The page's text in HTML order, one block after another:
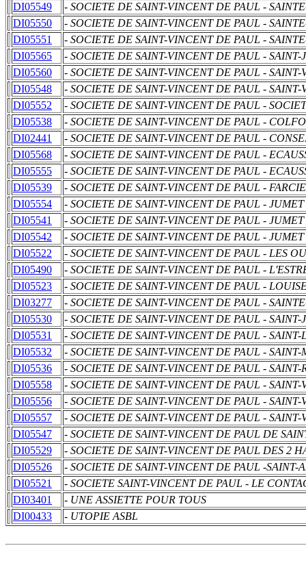
DI05549
- SOCIETE DE SAINT-VINCENT DE PAUL -
DI05550
- SOCIETE DE SAINT-VINCENT DE PAUL -
DI05551
- SOCIETE DE SAINT-VINCENT DE PAUL -
DI05565
- SOCIETE DE SAINT-VINCENT DE PAUL -
DI05560
- SOCIETE DE SAINT-VINCENT DE PAUL -
DI05548
- SOCIETE DE SAINT-VINCENT DE PAUL -
DI05552
- SOCIETE DE SAINT-VINCENT DE PAUL -
DI05538
- SOCIETE DE SAINT-VINCENT DE PAUL -
DI02441
- SOCIETE DE SAINT-VINCENT DE PAUL -
DI05568
- SOCIETE DE SAINT-VINCENT DE PAUL -
DI05555
- SOCIETE DE SAINT-VINCENT DE PAUL -
DI05539
- SOCIETE DE SAINT-VINCENT DE PAUL -
DI05554
- SOCIETE DE SAINT-VINCENT DE PAUL -
DI05541
- SOCIETE DE SAINT-VINCENT DE PAUL -
DI05542
- SOCIETE DE SAINT-VINCENT DE PAUL -
DI05522
- SOCIETE DE SAINT-VINCENT DE PAUL - LES
DI05490
- SOCIETE DE SAINT-VINCENT DE PAUL -
DI05523
- SOCIETE DE SAINT-VINCENT DE PAUL -
DI03277
- SOCIETE DE SAINT-VINCENT DE PAUL -
DI05530
- SOCIETE DE SAINT-VINCENT DE PAUL -
DI05531
- SOCIETE DE SAINT-VINCENT DE PAUL -
DI05532
- SOCIETE DE SAINT-VINCENT DE PAUL - SAINT-
DI05536
- SOCIETE DE SAINT-VINCENT DE PAUL - SAINT-
DI05558
- SOCIETE DE SAINT-VINCENT DE PAUL -
DI05556
- SOCIETE DE SAINT-VINCENT DE PAUL -
DI05557
- SOCIETE DE SAINT-VINCENT DE PAUL -
DI05547
- SOCIETE DE SAINT-VINCENT DE PAUL DE
DI05529
- SOCIETE DE SAINT-VINCENT DE PAUL DES 2
DI05526
- SOCIETE DE SAINT-VINCENT DE PAUL -
DI05521
- SOCIETE SAINT-VINCENT DE PAUL - LE
DI03401
- UNE ASSIETTE POUR TOUS
DI00433
- UTOPIE ASBL